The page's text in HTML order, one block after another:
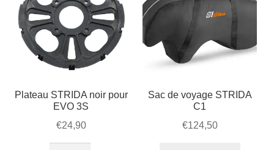
Plateau STRIDA noir pour
EVO 3S
€24,90
Sac de voyage STRIDA
C1
€124,50